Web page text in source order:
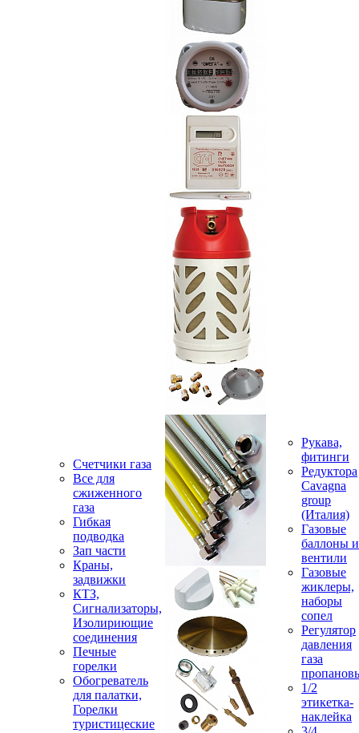
Счетчики газа
Все для
сжиженного
газа
Гибкая
подводка
Зап части
Краны,
задвижки
КТЗ,
Сигнализаторы,
Изолириющие
соединения
Печные
горелки
Обогреватель
для палатки,
Горелки
туристицеские
Рукава,
фитинги
Редуктора
Cavagna
group
(Италия)
Газовые
баллоны и
вентили
Газовые
жиклеры,
наборы
сопел
Регулятор
давления
газа
1/2
этикетка-
наклейка